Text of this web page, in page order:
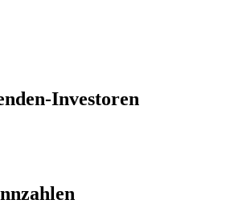
Investoren